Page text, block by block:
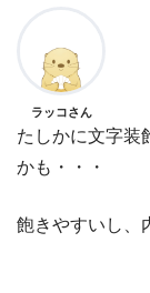
ラッコさん
たしかに文字装
かも・・・
飽きやすいし、